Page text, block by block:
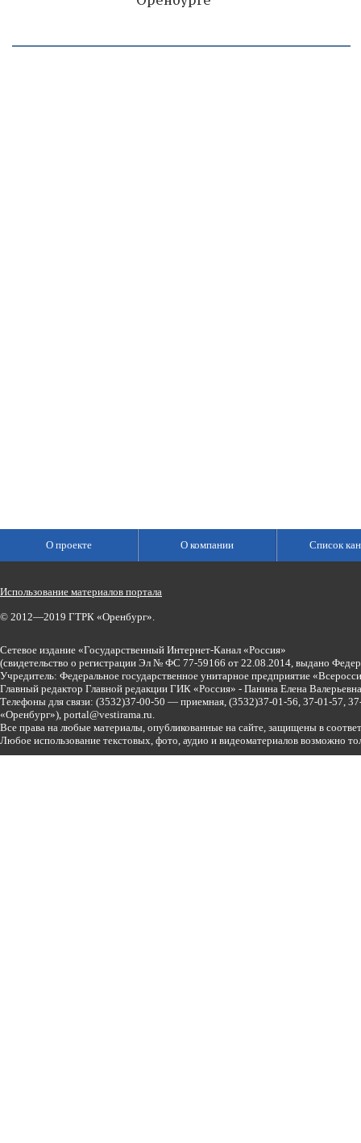
О проекте О компании Список
Использование материалов портала
© 2012—2019 ГТРК «Оренбург».
Сетевое издание «Государственный Интернет-Канал «Россия»
(свидетельство о регистрации Эл № ФС 77-59166 от 22.08.2014, выдано
Учредитель: Федеральное государственное унитарное предприятие
Главный редактор Главной редакции ГИК «Россия» - Панина Елена
Телефоны для связи: (3532)37-00-50 — приемная, (3532)37-01-56, 37-01-57,
«Оренбург»), portal@vestirama.ru.
Все права на любые материалы, опубликованные на сайте, защищены в
Любое использование текстовых, фото, аудио и видеоматериалов возможно